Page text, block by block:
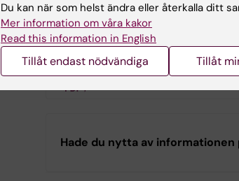
Kontaktblankett
STODS blankett(PDF, 190.67
Hade du nytta av informationen
Du kan när som helst ändra eller återkalla ditt
Mer information om våra kakor
Read this information in English
Tillåt endast nödvändiga Tillåt